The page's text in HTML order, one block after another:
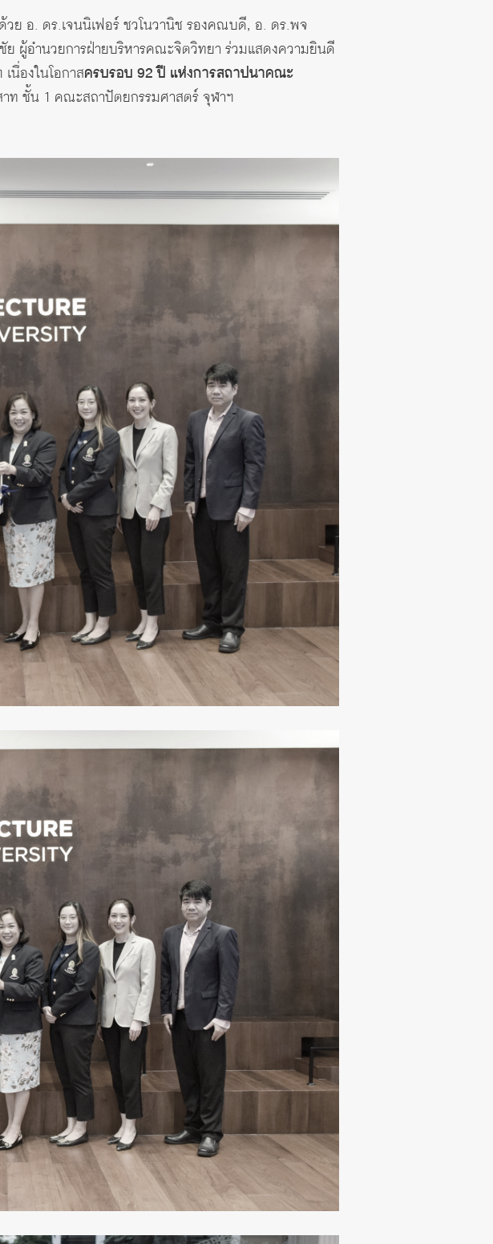
อ. ดร.เจนนิเฟอร์ ชวโนวานิช รองคณบดี, อ. ดร.พจ
ผู้อำนวยการฝ่ายบริหารคณะจิตวิทยา ร่วมแสดงความยินดี
องในโอกาสครบรอบ 92 ปี แห่งการสถาปนาคณะ
าท ชั้น 1 คณะสถาปัตยกรรมศาสตร์ จุฬาฯ